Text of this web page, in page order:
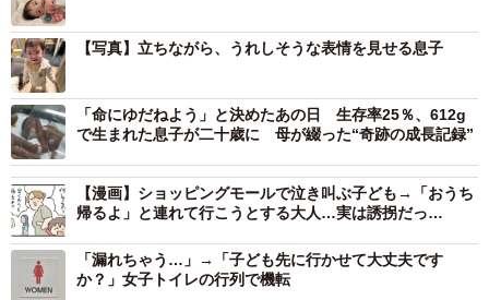
【写真】立ちながら、うれしそうな表情を見せる息子
「命にゆだねよう」と決めたあの日 生存率25％、612g
で生まれた息子が二十歳に 母が綴った“奇跡の成長記録”
【漫画】ショッピングモールで泣き叫ぶ子ども→「おうち
帰るよ」と連れて行こうとする大人…実は誘拐だっ
「漏れちゃう…」→「子ども先に行かせて大丈夫です
か？」女子トイレの行列で機転